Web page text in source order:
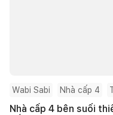
Wabi Sabi Nhà cấp 4
Nhà cấp 4 bên suối